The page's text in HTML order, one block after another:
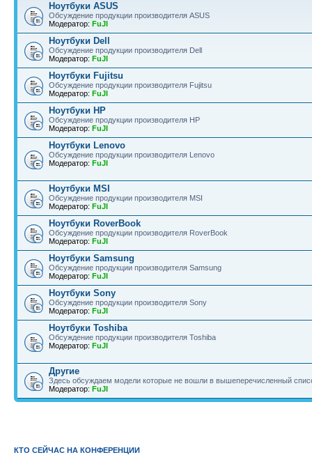
Ноутбуки ASUS
Обсуждение продукции производителя ASUS
Модератор: FuJI
Ноутбуки Dell
Обсуждение продукции производителя Dell
Модератор: FuJI
Ноутбуки Fujitsu
Обсуждение продукции производителя Fujitsu
Модератор: FuJI
Ноутбуки HP
Обсуждение продукции производителя HP
Модератор: FuJI
Ноутбуки Lenovo
Обсуждение продукции производителя Lenovo
Модератор: FuJI
Ноутбуки MSI
Обсуждение продукции производителя MSI
Модератор: FuJI
Ноутбуки RoverBook
Обсуждение продукции производителя RoverBook
Модератор: FuJI
Ноутбуки Samsung
Обсуждение продукции производителя Samsung
Модератор: FuJI
Ноутбуки Sony
Обсуждение продукции производителя Sony
Модератор: FuJI
Ноутбуки Toshiba
Обсуждение продукции производителя Toshiba
Модератор: FuJI
Другие
Здесь обсуждаем модели которые не вошли в вышеперечисленный
Модератор: FuJI
КТО СЕЙЧАС НА КОНФЕРЕНЦИИ